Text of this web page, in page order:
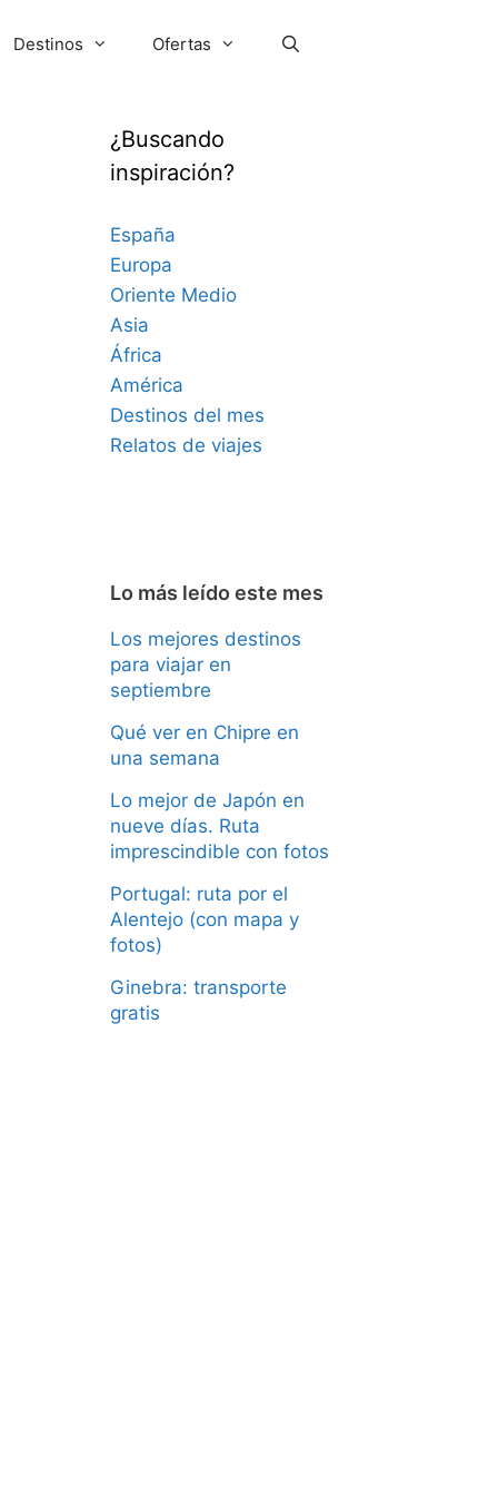
Destinos Ofertas
¿Buscando
inspiración?
España
Europa
Oriente Medio
Asia
África
América
Destinos del mes
Relatos de viajes
Lo más leído este mes
Los mejores destinos
para viajar en
septiembre
Qué ver en Chipre en
una semana
Lo mejor de Japón en
nueve días. Ruta
imprescindible con fotos
Portugal: ruta por el
Alentejo (con mapa y
fotos)
Ginebra: transporte
gratis